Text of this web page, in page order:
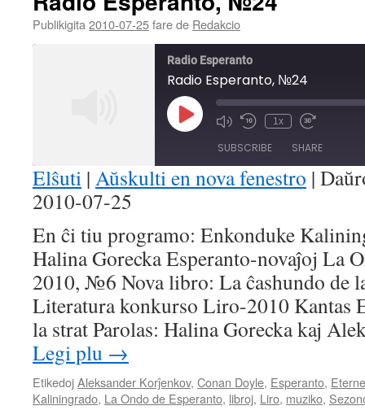
Publikigita 2010-07-25fare de Redakcio
Radio Esperanto
Radio Esperanto, №24
Play
Episode Mute/Unmute
Rewind
Seconds
1x
Fast
30
seconds
SUBSCRIBE SHARE
SHARE
LINK
EMBED
Elŝuti | Aŭskulti en nova fenestro |
2010-07-25
En ĉi tiu programo: Enkonduke
Halina Gorecka Esperanto-novaĵoj La
2010, №6 Nova libro: La ĉashundo de
Literatura konkurso Liro-2010 Kantas
la strat Parolas: Halina Gorecka kaj
Legi plu →
EtikedojAleksander Korĵenkov, Conan Doyle, Esperanto,
Kaliningrado, La Ondo de Esperanto, libroj, Liro, muziko,